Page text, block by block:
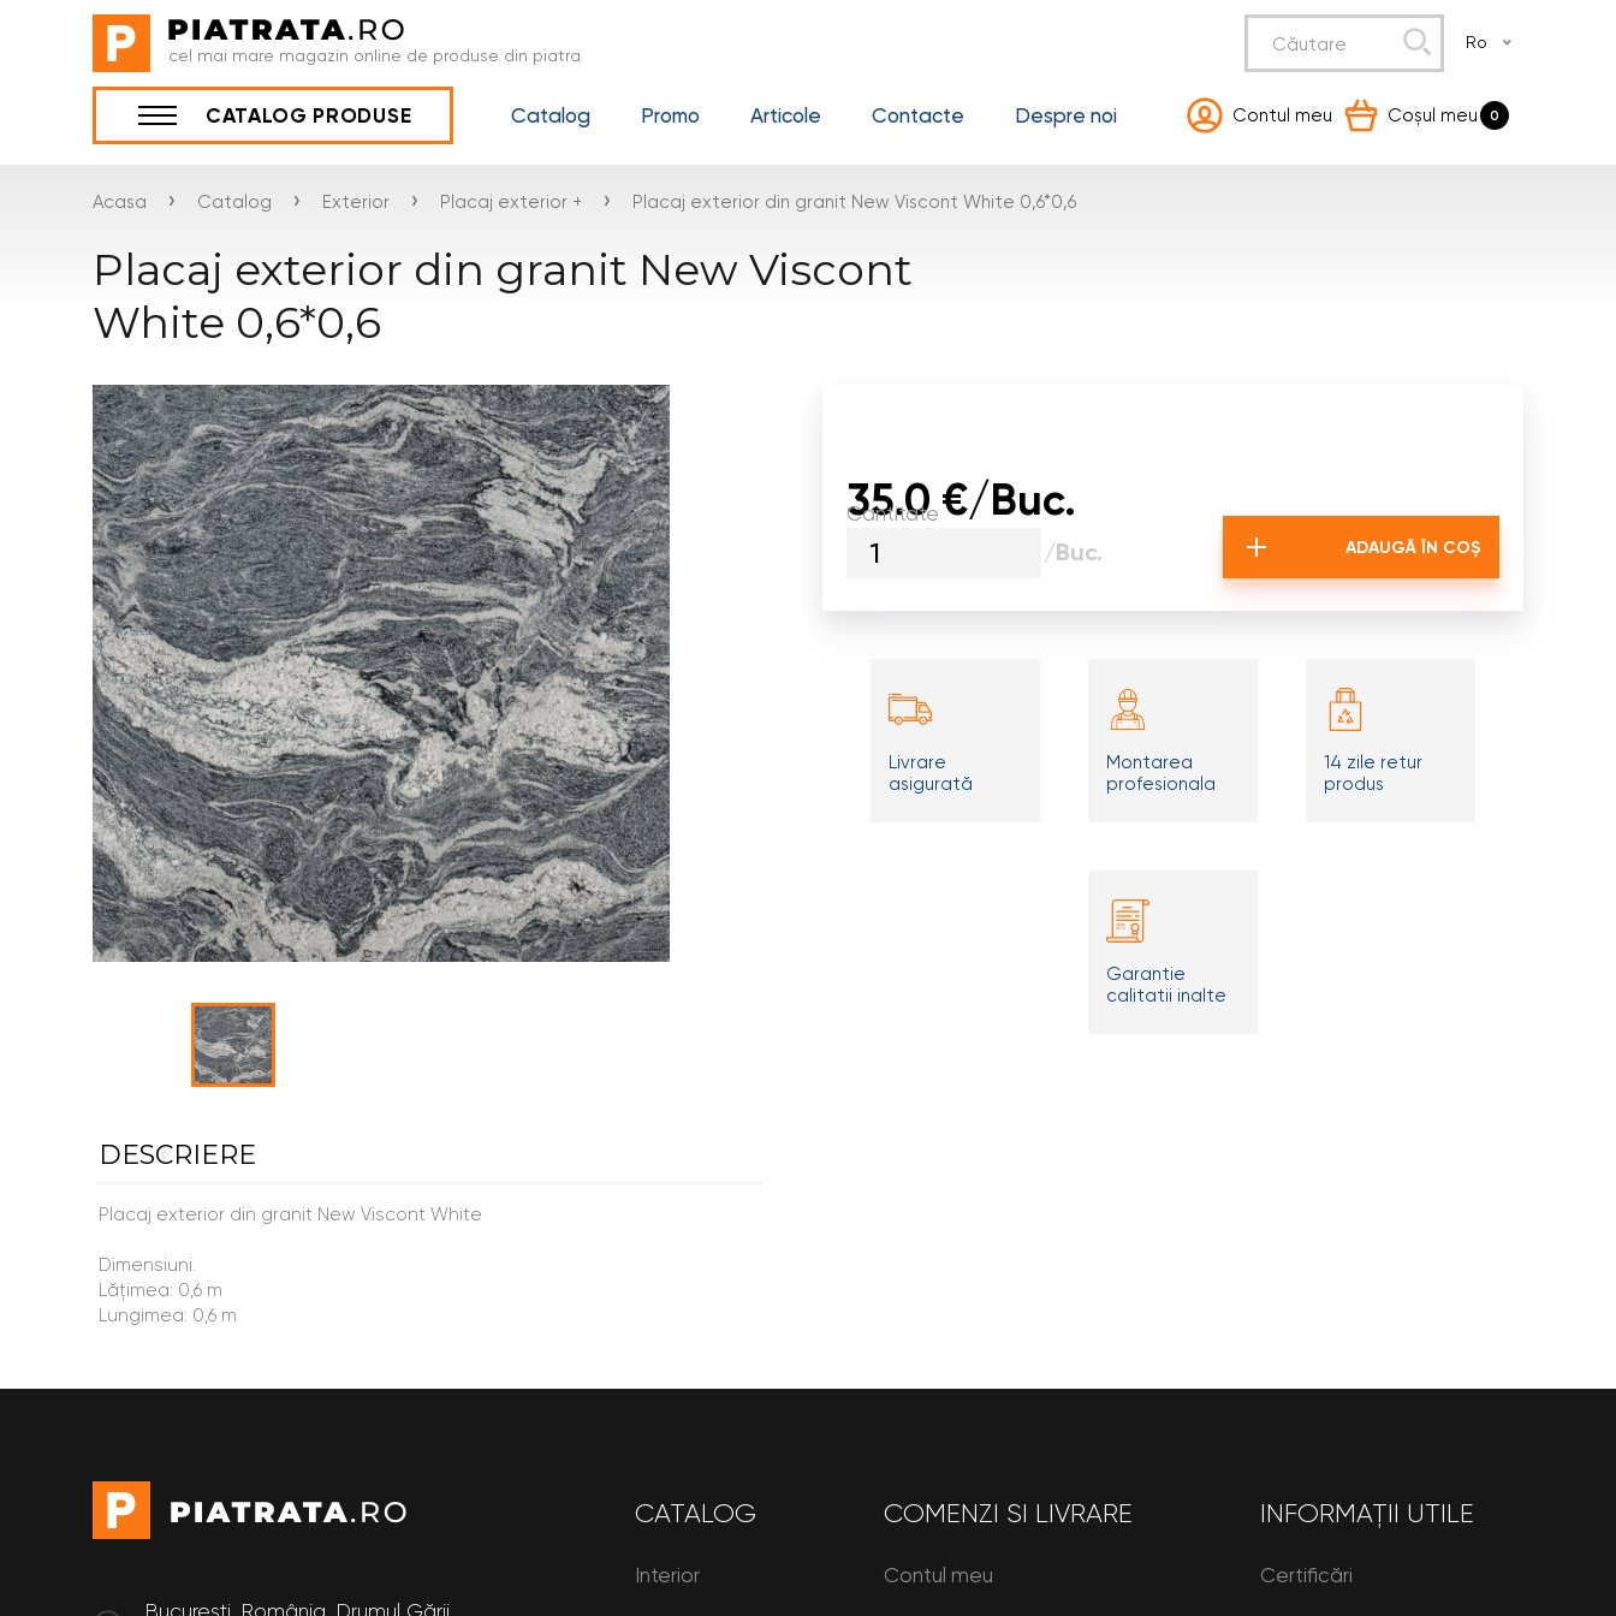
cel mai mare magazin online de produse din piatra
Ro
CATALOG PRODUSE Catalog Promo Articole Contacte Despre noi Contul meu Coșul meu 0
Acasa › Catalog › Exterior › Placaj exterior + › Placaj exterior din granit New Viscont White 0,6*0,6
Placaj exterior din granit New Viscont
White 0,6*0,6
DESCRIERE
Placaj exterior din granit New Viscont White
Dimensiuni.
Lățimea: 0,6 m
Lungimea: 0,6 m
35.0 €/Buc.
Cantitate
/Buc. ADAUGĂ ÎN COȘ
Livrare
asigurată
Montarea
profesionala
14 zile retur
produs
Garantie
calitatii inalte
București, România, Drumul Gării
CATALOG
Interior
COMENZI SI LIVRARE
Contul meu
INFORMAȚII UTILE
Certificări